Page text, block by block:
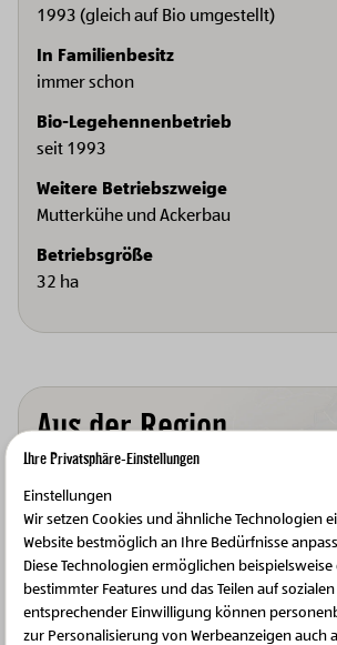
1993 (gleich auf Bio umgestellt)
In Familienbesitz
immer schon
Bio-Legehennenbetrieb
seit 1993
Weitere Betriebszweige
Mutterkühe und Ackerbau
Betriebsgröße
32 ha
Aus der Region
Mittelburgenland
Die Sonnenregion Mittelburgenland
hügeligen Landschaft und ihrem
pannonischen Klima bietet ideale
den Anbau von BIO-Obst und
Ihre Privatsphäre-Einstellungen
Einstellungen
Wir setzen Cookies und ähnliche Technologien
Website bestmöglich an Ihre Bedürfnisse
Diese Technologien ermöglichen
bestimmter Features und das Teilen auf
entsprechender Einwilligung können
zur Personalisierung von Werbeanzeigen auch